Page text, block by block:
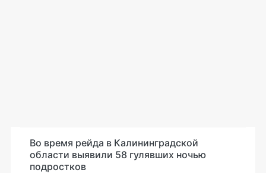
Во время рейда в Калининградской
области выявили 58 гулявших ночью
подростков